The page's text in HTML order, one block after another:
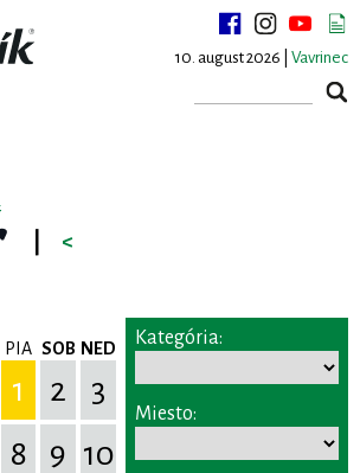
10. august 2026 | Vavrinec
<
PIA SOB NED
1 2
3
8 9 10
Kategória:
Miesto: